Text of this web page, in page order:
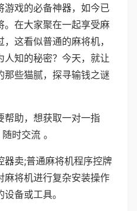
游戏的必备神器，如今已
。在大家聚在一起享受麻
这看似普通的麻将机，
人知的秘密？今天，就让
那些猫腻，探寻输钱之谜
帮助，想获取一对一指
时交流 。
器卖;普通麻将机程序控牌
麻将机进行复杂安装操作
备或工具。